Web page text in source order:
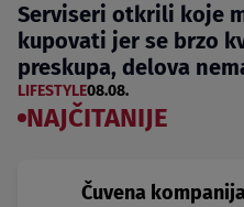
Serviseri otkrili koje
kupovati jer se brzo
preskupa, delova
LIFESTYLE08.08.
NAJČITANIJE
Čuvena